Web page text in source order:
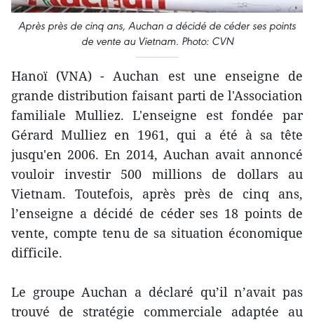
Après près de cinq ans, Auchan a décidé de céder ses points
de vente au Vietnam. Photo: CVN
Hanoï (VNA) - Auchan est une enseigne de
grande distribution faisant parti de l'Association
familiale Mulliez. L'enseigne est fondée par
Gérard Mulliez en 1961, qui a été à sa tête
jusqu'en 2006. En 2014, Auchan avait annoncé
vouloir investir 500 millions de dollars au
Vietnam. Toutefois, après près de cinq ans,
l’enseigne a décidé de céder ses 18 points de
vente, compte tenu de sa situation économique
difficile.
Le groupe Auchan a déclaré qu’il n’avait pas
trouvé de stratégie commerciale adaptée au